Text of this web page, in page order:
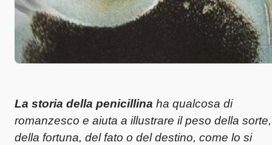
La storia della penicillina ha qualcosa di
romanzesco e aiuta a illustrare il peso della sorte,
della fortuna, del fato o del destino, come lo si